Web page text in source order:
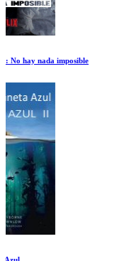
Vikingos Temporada 1 Ep 7-9